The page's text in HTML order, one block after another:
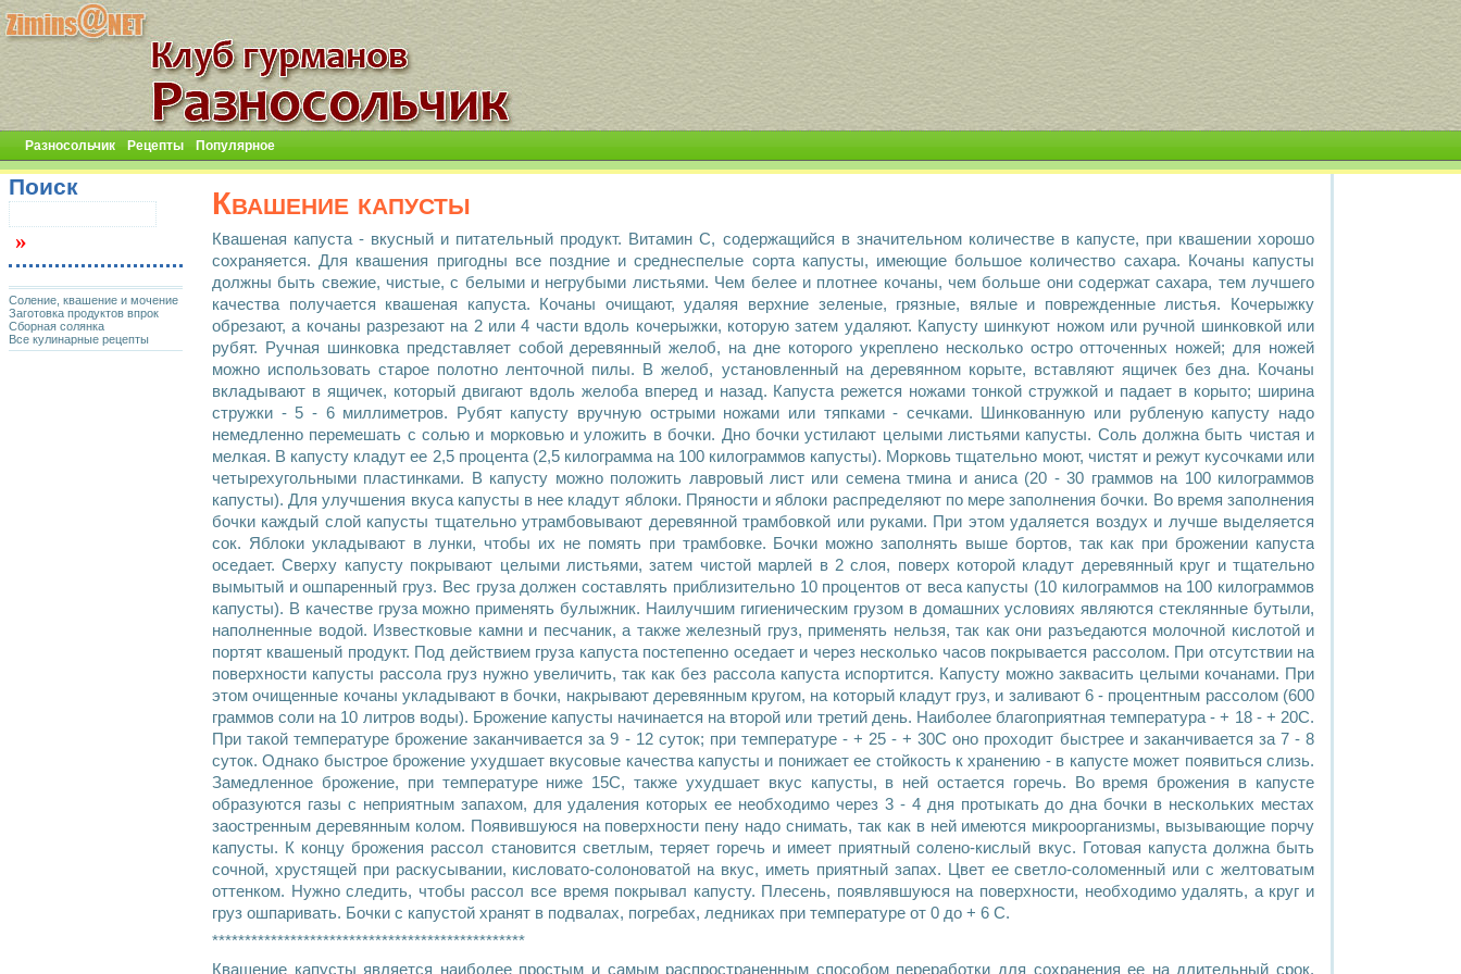
Разносольчик Рецепты Популярное
Квашение капусты
Квашеная капуста - вкусный и питательный продукт. Витамин С, содержащийся в значительном количестве в капусте, при квашении хорошо
сохраняется. Для квашения пригодны все поздние и среднеспелые сорта капусты, имеющие большое количество сахара. Кочаны капусты
должны быть свежие, чистые, с белыми и негрубыми листьями. Чем белее и плотнее кочаны, чем больше они содержат сахара, тем лучшего
качества получается квашеная капуста. Кочаны очищают, удаляя верхние зеленые, грязные, вялые и поврежденные листья. Кочерыжку
обрезают, а кочаны разрезают на 2 или 4 части вдоль кочерыжки, которую затем удаляют. Капусту шинкуют ножом или ручной шинковкой или
рубят. Ручная шинковка представляет собой деревянный желоб, на дне которого укреплено несколько остро отточенных ножей; для ножей
можно использовать старое полотно ленточной пилы. В желоб, установленный на деревянном корыте, вставляют ящичек без дна. Кочаны
вкладывают в ящичек, который двигают вдоль желоба вперед и назад. Капуста режется ножами тонкой стружкой и падает в корыто; ширина
стружки - 5 - 6 миллиметров. Рубят капусту вручную острыми ножами или тяпками - сечками. Шинкованную или рубленую капусту надо
немедленно перемешать с солью и морковью и уложить в бочки. Дно бочки устилают целыми листьями капусты. Соль должна быть чистая и
мелкая. В капусту кладут ее 2,5 процента (2,5 килограмма на 100 килограммов капусты). Морковь тщательно моют, чистят и режут кусочками или
четырехугольными пластинками. В капусту можно положить лавровый лист или семена тмина и аниса (20 - 30 граммов на 100 килограммов
капусты). Для улучшения вкуса капусты в нее кладут яблоки. Пряности и яблоки распределяют по мере заполнения бочки. Во время заполнения
бочки каждый слой капусты тщательно утрамбовывают деревянной трамбовкой или руками. При этом удаляется воздух и лучше выделяется
сок. Яблоки укладывают в лунки, чтобы их не помять при трамбовке. Бочки можно заполнять выше бортов, так как при брожении капуста
оседает. Сверху капусту покрывают целыми листьями, затем чистой марлей в 2 слоя, поверх которой кладут деревянный круг и тщательно
вымытый и ошпаренный груз. Вес груза должен составлять приблизительно 10 процентов от веса капусты (10 килограммов на 100 килограммов
капусты). В качестве груза можно применять булыжник. Наилучшим гигиеническим грузом в домашних условиях являются стеклянные бутыли,
наполненные водой. Известковые камни и песчаник, а также железный груз, применять нельзя, так как они разъедаются молочной кислотой и
портят квашеный продукт. Под действием груза капуста постепенно оседает и через несколько часов покрывается рассолом. При отсутствии на
поверхности капусты рассола груз нужно увеличить, так как без рассола капуста испортится. Капусту можно заквасить целыми кочанами. При
этом очищенные кочаны укладывают в бочки, накрывают деревянным кругом, на который кладут груз, и заливают 6 - процентным рассолом (600
граммов соли на 10 литров воды). Брожение капусты начинается на второй или третий день. Наиболее благоприятная температура - + 18 - + 20С.
При такой температуре брожение заканчивается за 9 - 12 суток; при температуре - + 25 - + 30С оно проходит быстрее и заканчивается за 7 - 8
суток. Однако быстрое брожение ухудшает вкусовые качества капусты и понижает ее стойкость к хранению - в капусте может появиться слизь.
Замедленное брожение, при температуре ниже 15С, также ухудшает вкус капусты, в ней остается горечь. Во время брожения в капусте
образуются газы с неприятным запахом, для удаления которых ее необходимо через 3 - 4 дня протыкать до дна бочки в нескольких местах
заостренным деревянным колом. Появившуюся на поверхности пену надо снимать, так как в ней имеются микроорганизмы, вызывающие порчу
капусты. К концу брожения рассол становится светлым, теряет горечь и имеет приятный солено-кислый вкус. Готовая капуста должна быть
сочной, хрустящей при раскусывании, кисловато-солоноватой на вкус, иметь приятный запах. Цвет ее светло-соломенный или с желтоватым
оттенком. Нужно следить, чтобы рассол все время покрывал капусту. Плесень, появлявшуюся на поверхности, необходимо удалять, а круг и
груз ошпаривать. Бочки с капустой хранят в подвалах, погребах, ледниках при температуре от 0 до + 6 С.
************************************************
Квашение капусты является наиболее простым и самым распространенным способом переработки для сохранения ее на длительный срок.
Поиск
Соление, квашение и мочение
Заготовка продуктов впрок
Сборная солянка
Все кулинарные рецепты